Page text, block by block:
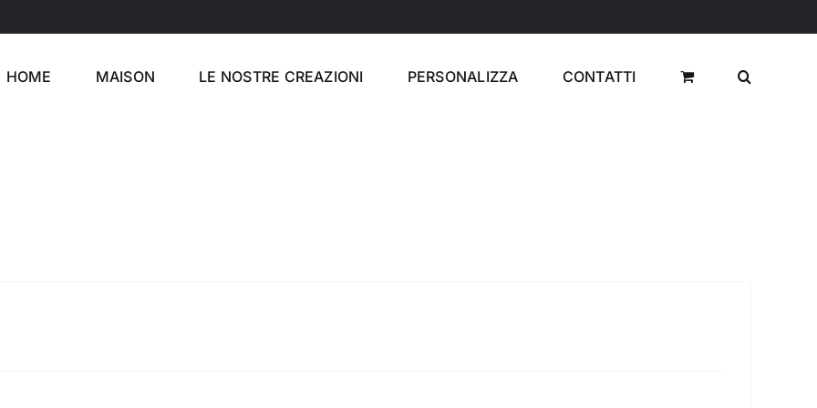
HOME MAISON LE NOSTRE CREAZIONI PERSONALIZZA CONTATTI